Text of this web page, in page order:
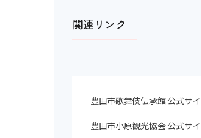
関連リンク
豊田市歌舞伎伝承館 公式サ
豊田市小原観光協会 公式サ